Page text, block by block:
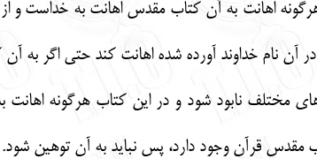
هرگونه اهانت به آن کتاب مقدس اهانت به خداست
آن نام خداوند آورده شده اهانت کند حتی اگر به آن
مختلف نابود شود و در این کتاب هرگونه اهانت
مقدس قرآن وجود دارد، پس نباید به آن توهین شود.